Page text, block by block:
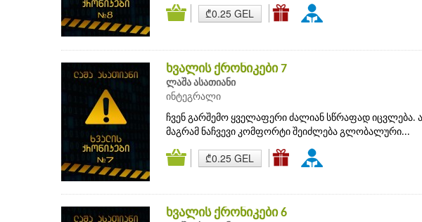
₾0.25 GEL
ხვალის ქრონიკები 7
ლაშა ასათიანი
ინტეგრალი
ჩვენ გარშემო ყველაფერი ძალიან სწრაფად იცვლება.
მაგრამ ნაჩვევი კომფორტი შეიძლება გლობალური...
₾0.25 GEL
ხვალის ქრონიკები 6